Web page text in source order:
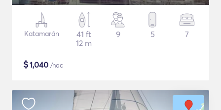
Katamarán
41 ft
12 m
9 5 7
$1,040 /noc